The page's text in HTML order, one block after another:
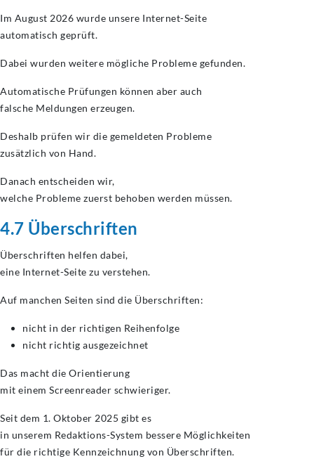
Im August 2026 wurde unsere Internet-Seite
automatisch geprüft.
Dabei wurden weitere mögliche Probleme gefunden.
Automatische Prüfungen können aber auch
falsche Meldungen erzeugen.
Deshalb prüfen wir die gemeldeten Probleme
zusätzlich von Hand.
Danach entscheiden wir,
welche Probleme zuerst behoben werden müssen.
4.7 Überschriften
Überschriften helfen dabei,
eine Internet-Seite zu verstehen.
Auf manchen Seiten sind die Überschriften:
nicht in der richtigen Reihenfolge
nicht richtig ausgezeichnet
Das macht die Orientierung
mit einem Screenreader schwieriger.
Seit dem 1. Oktober 2025 gibt es
in unserem Redaktions-System bessere Möglichkeiten
für die richtige Kennzeichnung von Überschriften.